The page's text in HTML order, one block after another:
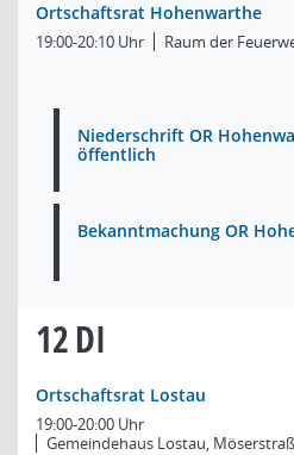
Ortschaftsrat Hohenwarthe
19:00-20:10 Uhr Raum der
Niederschrift OR
öffentlich
Bekanntmachung OR
12DI
Ortschaftsrat Lostau
19:00-20:00 Uhr
Gemeindehaus Lostau,